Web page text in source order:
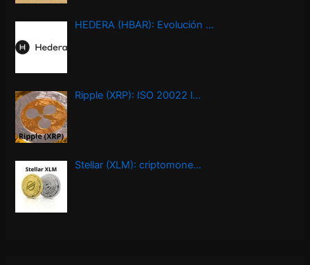
HEDERA (HBAR): Evolución …
Ripple (XRP): ISO 20022 l…
Stellar (XLM): criptomone…